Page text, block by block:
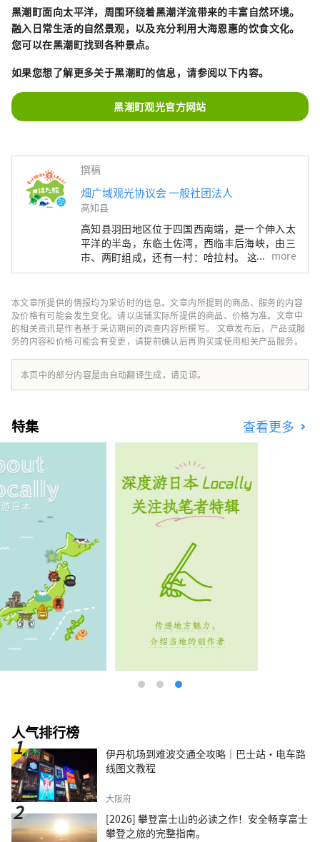
黑潮町面向太平洋，周围环绕着黑潮洋流带来的丰富自然环境。
融入日常生活的自然景观，以及充分利用大海恩惠的饮食文化。
您可以在黑潮町找到各种景点。
如果您想了解更多关于黑潮町的信息，请参阅以下内容。
黑潮町观光官方网站
撰稿
畑广域观光协议会 一般社团法人
高知县
高知县羽田地区位于四国西南端，是一个伸入太
平洋的半岛，东临土佐湾，西临丰后海峡，由三
市、两町组成，还有一村：哈拉村。 这里有全
国闻名的四万十川和足折岬，还有沿岸流淌的黑
的恩惠，是一个充满恩惠的天然发电站。
more
本文章所提供的情报均为采访时的信息。文章内所提到的商品、服务的内容
及价格有可能会发生变化。请以店铺实际所提供的商品、价格为准。文章中
的相关资讯是作者基于采访期间的调查内容所撰写。 文章发布后，产品或服
务的内容和价格可能会有变更，请提前确认后再购买或使用相关产品服务。
本页中的部分内容是由自动翻译生成，请见谅。
特集 查看更多
人气排行榜
伊丹机场到难波交通全攻略｜巴士站・电车路
线图文教程
大阪府
[2026] 攀登富士山的必读之作！安全畅享富士
攀登之旅的完整指南。